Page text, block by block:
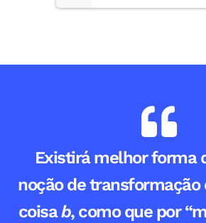
Existirá melhor forma
noção de transformação
coisab, como que por